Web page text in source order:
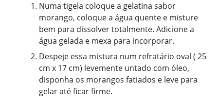
Numa tigela coloque a gelatina sabor
morango, coloque a água quente e misture
bem para dissolver totalmente. Adicione a
água gelada e mexa para incorporar.
Despeje essa mistura num refratário oval ( 25
cm x 17 cm) levemente untado com óleo,
disponha os morangos fatiados e leve para
gelar até ficar firme.